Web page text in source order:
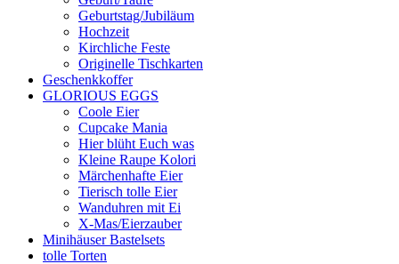
Geburtstag/Jubiläum
Hochzeit
Kirchliche Feste
Originelle Tischkarten
Geschenkkoffer
GLORIOUS EGGS
Coole Eier
Cupcake Mania
Hier blüht Euch was
Kleine Raupe Kolori
Märchenhafte Eier
Tierisch tolle Eier
Wanduhren mit Ei
X-Mas/Eierzauber
Minihäuser Bastelsets
tolle Torten